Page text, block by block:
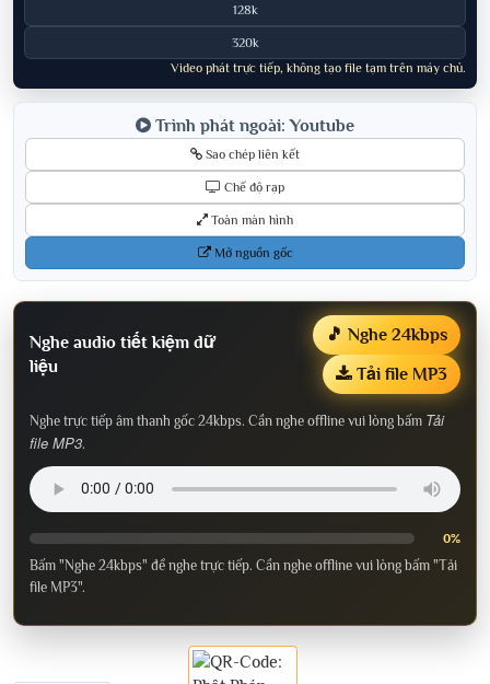
128k
320k
Video phát trực tiếp, không tạo file tạm trên máy chủ.
Trình phát ngoài: Youtube
Sao chép liên kết
Chế độ rạp
Toàn màn hình
Mở nguồn gốc
Nghe audio tiết kiệm dữ
liệu
🎵 Nghe 24kbps
Tải file MP3
Nghe trực tiếp âm thanh gốc 24kbps. Cần nghe offline vui lòng bấm Tải
file MP3.
0%
Bấm "Nghe 24kbps" để nghe trực tiếp. Cần nghe offline vui lòng bấm "Tải
file MP3".